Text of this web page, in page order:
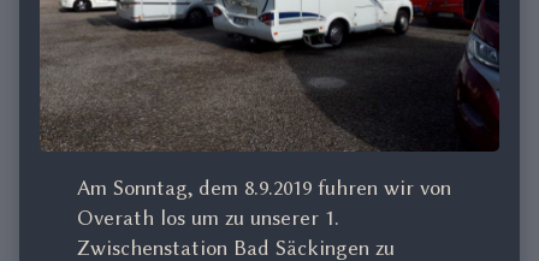
Maggiore
und
Allgäu
9.2019,
Am Sonntag, dem 8.9.2019 fuhren wir von
Overath los um zu unserer 1.
Zwischenstation Bad Säckingen zu